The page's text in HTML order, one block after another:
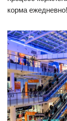
корма ежедневно!